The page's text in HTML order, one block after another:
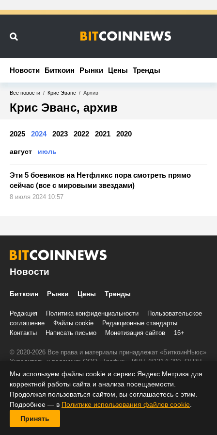
Новости Биткоин Рынки Цены Тренды
Новости Биткоин Рынки Цены Тренды
Все новости / Крис Эванс / Архив
Крис Эванс, архив
2025 2024 2023 2022 2021 2020
август июль
Эти 5 боевиков на Нетфликс пора смотреть прямо
сейчас (все с мировыми звездами)
8 июля 2024 10:57
Новости
Биткоин Рынки Цены Тренды
Редакция Политика конфиденциальности
Пользовательское
соглашение
Файлы cookie
Редакционные стандарты
Контакты
Написать письмо Монетизация сайтов 16+
© 2020-2026 Все права и материалы принадлежат «БиткоинНьюс»
Учредитель и редакция: ООО «Трафик», ИНН 7813175200, ОГРН
1027806866724, 197022, г. Санкт-Петербург, ул. Льва Толстого, д.
1–3, литер А, помещение 40-Н, комната 12
При копировании информации ставить активную ссылку на
BitcoinNews.ru:
Мы используем файлы cookie и сервис Яндекс.Метрика для
корректной работы сайта и анализа посещаемости.
Продолжая пользоваться сайтом, вы соглашаетесь с этим.
Подробнее — в Политике использования файлов cookie
Принять